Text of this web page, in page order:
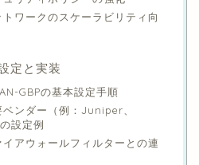
ワークのスケーラビリティ向
定と実装
GBPの基本設定手順
ンダー（例：Juniper、
設定例
アウォールフィルターとの連